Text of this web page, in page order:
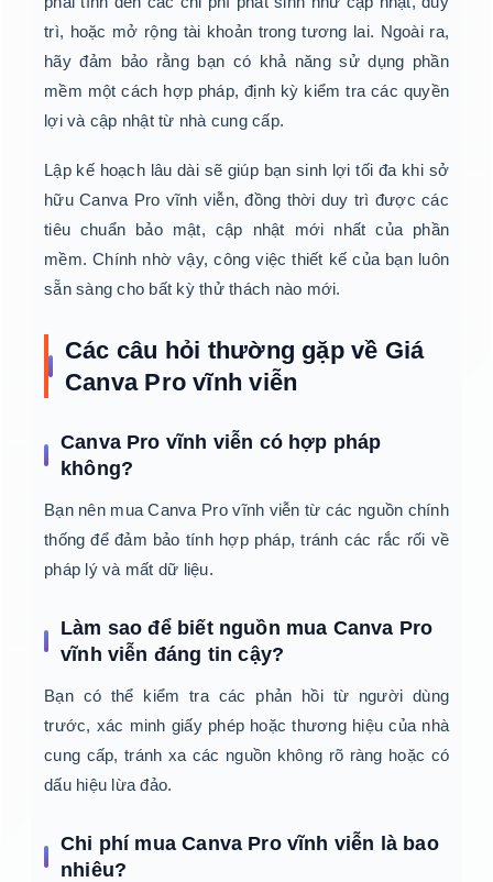
trì, hoặc mở rộng tài khoản trong tương lai. Ngoài ra,
hãy đảm bảo rằng bạn có khả năng sử dụng phần
mềm một cách hợp pháp, định kỳ kiểm tra các quyền
lợi và cập nhật từ nhà cung cấp.
Lập kế hoạch lâu dài sẽ giúp bạn sinh lợi tối đa khi sở
hữu Canva Pro vĩnh viễn, đồng thời duy trì được các
tiêu chuẩn bảo mật, cập nhật mới nhất của phần
mềm. Chính nhờ vậy, công việc thiết kế của bạn luôn
sẵn sàng cho bất kỳ thử thách nào mới.
Các câu hỏi thường gặp về Giá
Canva Pro vĩnh viễn
Canva Pro vĩnh viễn có hợp pháp
không?
Bạn nên mua Canva Pro vĩnh viễn từ các nguồn chính
thống để đảm bảo tính hợp pháp, tránh các rắc rối về
pháp lý và mất dữ liệu.
Làm sao để biết nguồn mua Canva Pro
vĩnh viễn đáng tin cậy?
Bạn có thể kiểm tra các phản hồi từ người dùng
trước, xác minh giấy phép hoặc thương hiệu của nhà
cung cấp, tránh xa các nguồn không rõ ràng hoặc có
dấu hiệu lừa đảo.
Chi phí mua Canva Pro vĩnh viễn là bao
nhiêu?